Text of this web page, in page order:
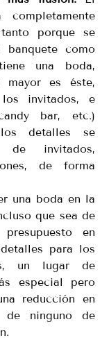
porque se
como
una boda,
mayor es éste,
los invitados, e
bar, etc.)
detalles se
invitados,
de forma
una boda en la
que sea de
en
para los
un lugar de
especial pero
reducción en
de ninguno de